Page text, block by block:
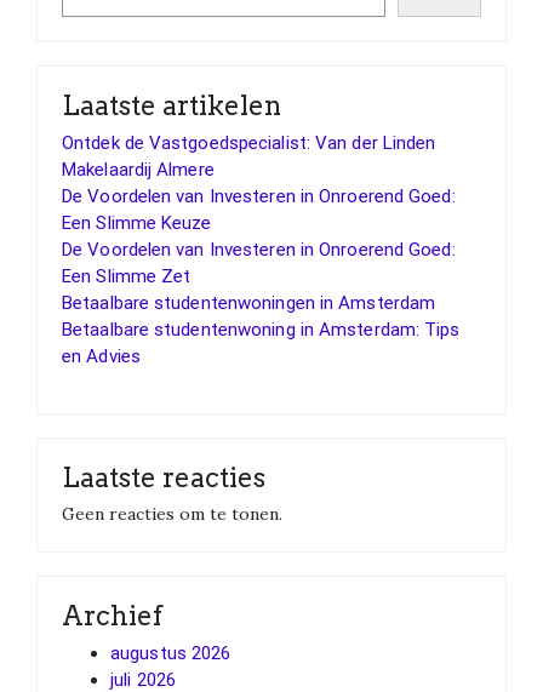
Laatste artikelen
Ontdek de Vastgoedspecialist: Van der Linden
Makelaardij Almere
De Voordelen van Investeren in Onroerend Goed:
Een Slimme Keuze
De Voordelen van Investeren in Onroerend Goed:
Een Slimme Zet
Betaalbare studentenwoningen in Amsterdam
Betaalbare studentenwoning in Amsterdam: Tips
en Advies
Laatste reacties
Geen reacties om te tonen.
Archief
augustus 2026
juli 2026